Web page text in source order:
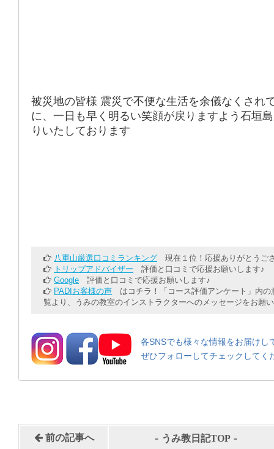
被災地の皆様 震災で不便な生活を余儀なくされ
に、一日も早く明るい笑顔が戻りますよう石垣
りいたしております
八重山厳選口コミランキング 現在１位！応援ありがとうご
トリップアドバイザー 評価と口コミで応援お願いします♪
Google 評価と口コミで応援お願いします♪
PADIお客様の声 はコチラ！「コース評価アンケート」内の
覧より、うみの教室のインストラクターへのメッセージをお願
各SNSでも様々な情報をお届けし
ぜひフォローしてチェックしてく
前の記事へ - うみ教日記TOP -